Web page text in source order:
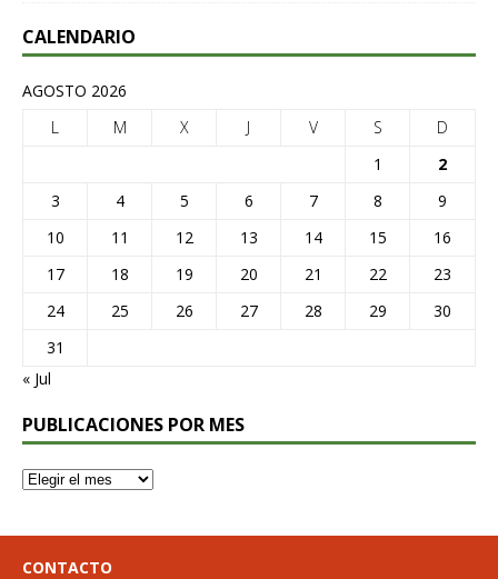
CALENDARIO
AGOSTO 2026
L
M X J V S
D
1
2
3
4 5 6 7 8
9
10
11 12 13 14 15
16
17
18 19 20 21 22
23
24
25 26 27 28 29
30
31
« Jul
PUBLICACIONES POR MES
CONTACTO